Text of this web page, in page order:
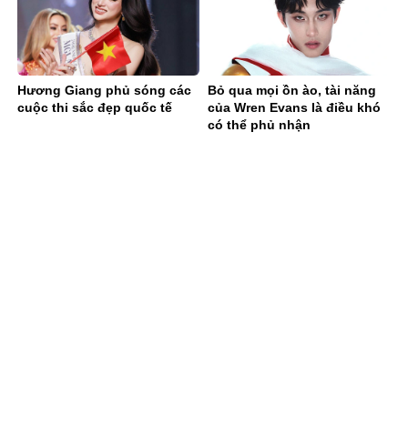
Hương Giang phủ sóng các
cuộc thi sắc đẹp quốc tế
Bỏ qua mọi ồn ào, tài năng
của Wren Evans là điều khó
có thể phủ nhận